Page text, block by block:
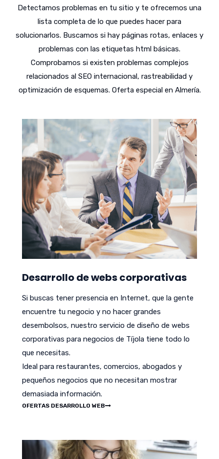
Detectamos problemas en tu sitio y te ofrecemos una
lista completa de lo que puedes hacer para
solucionarlos. Buscamos si hay páginas rotas, enlaces y
problemas con las etiquetas html básicas.
Comprobamos si existen problemas complejos
relacionados al SEO internacional, rastreabilidad y
optimización de esquemas. Oferta especial en Almería.
Desarrollo de webs corporativas
Si buscas tener presencia en Internet, que la gente
encuentre tu negocio y no hacer grandes
desembolsos, nuestro servicio de diseño de webs
corporativas para negocios de Tíjola tiene todo lo
que necesitas.
Ideal para restaurantes, comercios, abogados y
pequeños negocios que no necesitan mostrar
demasiada información.
OFERTAS DESARROLLO WEB